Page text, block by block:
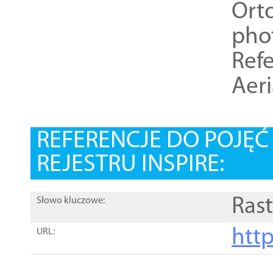
REFERENCJE DO
REJESTRU INSPIRE:
Słowo kluczowe:
URL: